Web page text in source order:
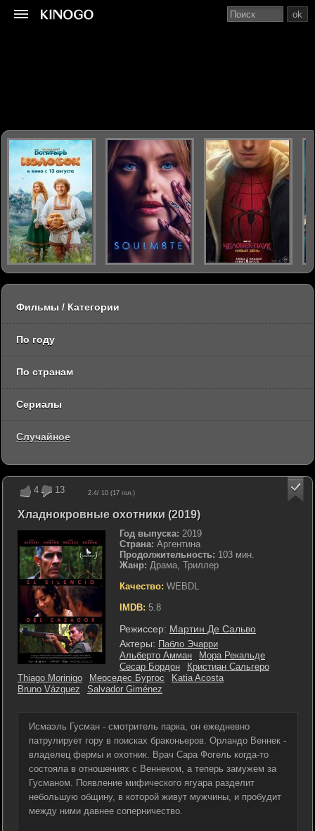
4 13 2.4/ 10 (17 гол.)
Хладнокровные охотники (2019)
Год выпуска: 2019
Страна: Аргентина
Продолжительность: 103 мин.
Жанр: Драма, Триллер
Качество: WEBDL
IMDB: 5.8
Режиссер: Мартин Де Сальво
Актеры: Пабло Эчарри
Альберто Амман
Мора Рекальде
Сесар Бордон
Кристиан Сальгеро
Thiago Morinigo
Мерседес Бургос
Katia Acosta
Bruno Vázquez
Salvador Giménez
Исмаэль Гусман - смотритель парка, он ежедневно
патрулирует гору в поисках браконьеров. Орландо Веннек -
владелец фермы и охотник. Врач Сара Фогель когда-то
состояла в отношениях с Веннеком, а теперь замужем за
Гусманом. Появление мифического ягуара разделит
небольшую общину, в которой живут мужчины, и пробудит
между ними давнее соперничество.
ok
Фильмы / Категории
По году
По странам
Сериалы
Случайное